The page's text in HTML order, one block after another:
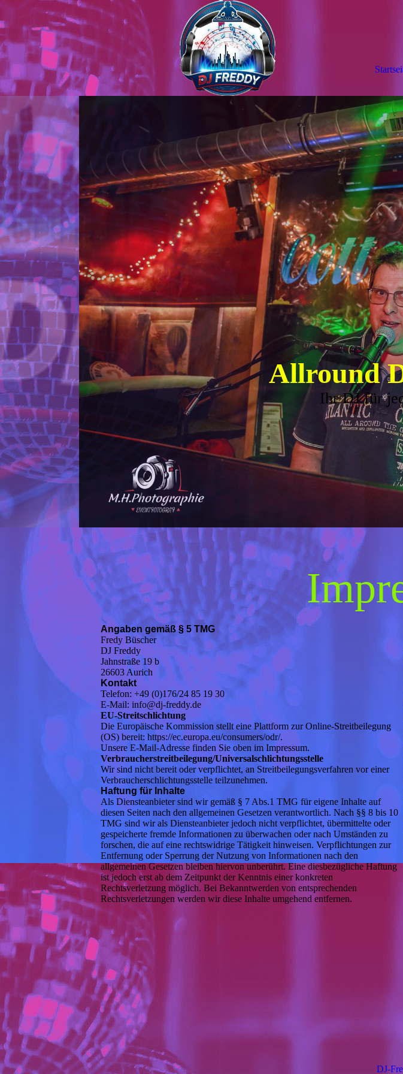
Allround
Ihr DJ für
Angaben gemäß § 5 TMG
Fredy Büscher
DJ Freddy
Jahnstraße 19 b
26603 Aurich
Kontakt
Telefon: +49 (0)176/24 85 19 30
E-Mail: info@dj-freddy.de
EU-Streitschlichtung
Die Europäische Kommission stellt eine Plattform zur Online-Streitbeilegung
(OS) bereit: https://ec.europa.eu/consumers/odr/.
Unsere E-Mail-Adresse finden Sie oben im Impressum.
Verbraucherstreitbeilegung/Universalschlichtungsstelle
Wir sind nicht bereit oder verpflichtet, an Streitbeilegungsverfahren vor einer
Verbraucherschlichtungsstelle teilzunehmen.
Haftung für Inhalte
Als Diensteanbieter sind wir gemäß § 7 Abs.1 TMG für eigene Inhalte auf
diesen Seiten nach den allgemeinen Gesetzen verantwortlich. Nach §§ 8 bis 10
TMG sind wir als Diensteanbieter jedoch nicht verpflichtet, übermittelte oder
gespeicherte fremde Informationen zu überwachen oder nach Umständen zu
forschen, die auf eine rechtswidrige Tätigkeit hinweisen. Verpflichtungen zur
Entfernung oder Sperrung der Nutzung von Informationen nach den
allgemeinen Gesetzen bleiben hiervon unberührt. Eine diesbezügliche Haftung
ist jedoch erst ab dem Zeitpunkt der Kenntnis einer konkreten
Rechtsverletzung möglich. Bei Bekanntwerden von entsprechenden
Rechtsverletzungen werden wir diese Inhalte umgehend entfernen.
DJ-